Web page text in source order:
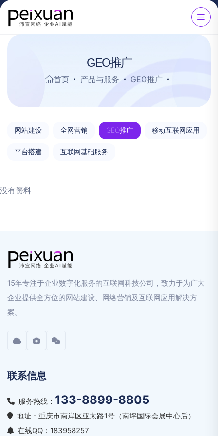
GEO推广
首页 产品与服务 GEO推广
网站建设 全网营销 GEO推广 移动互联网应用
平台搭建 互联网基础服务
没有资料
15年专注于企业数字化服务的互联网科技公司，致力于为广大
企业提供全方位的网站建设、网络营销及互联网应用解决方
案。
联系信息
服务热线： 133-8899-8805
地址：重庆市南岸区亚太路1号（南坪国际会展中心后）
在线QQ：183958257